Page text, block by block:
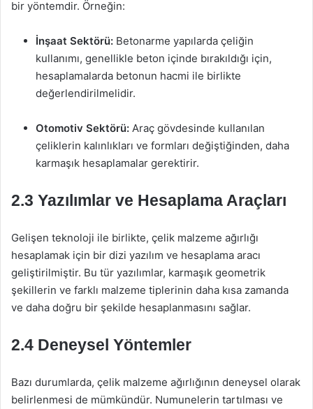
bir yöntemdir. Örneğin:
İnşaat Sektörü: Betonarme yapılarda çeliğin
kullanımı, genellikle beton içinde bırakıldığı için,
hesaplamalarda betonun hacmi ile birlikte
değerlendirilmelidir.
Otomotiv Sektörü: Araç gövdesinde kullanılan
çeliklerin kalınlıkları ve formları değiştiğinden, daha
karmaşık hesaplamalar gerektirir.
2.3 Yazılımlar ve Hesaplama Araçları
Gelişen teknoloji ile birlikte, çelik malzeme ağırlığı
hesaplamak için bir dizi yazılım ve hesaplama aracı
geliştirilmiştir. Bu tür yazılımlar, karmaşık geometrik
şekillerin ve farklı malzeme tiplerinin daha kısa zamanda
ve daha doğru bir şekilde hesaplanmasını sağlar.
2.4 Deneysel Yöntemler
Bazı durumlarda, çelik malzeme ağırlığının deneysel olarak
belirlenmesi de mümkündür. Numunelerin tartılması ve